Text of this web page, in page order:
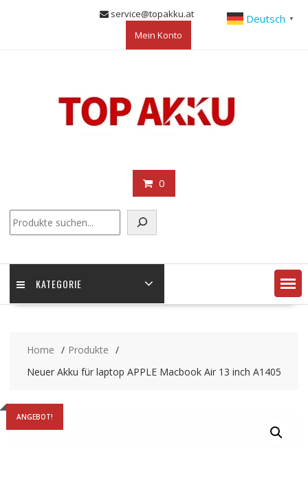
service@topakku.at
Mein Konto
0
KATEGORIE
Home
Produkte
Neuer Akku für laptop APPLE Macbook Air 13 inch A1405
ANGEBOT!
Deutsch ▼